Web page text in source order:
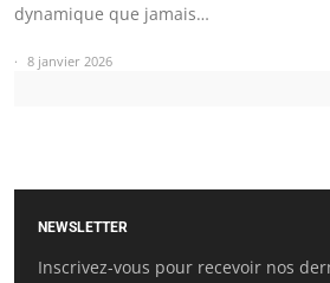
dynamique que jamais…
8 janvier 2026
NEWSLETTER
Inscrivez-vous pour recevoir nos